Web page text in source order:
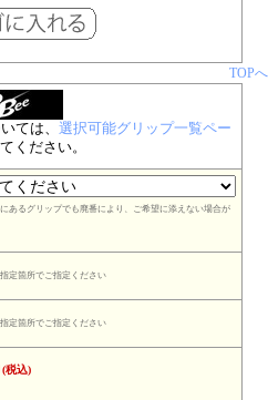
TOPへ
ては、 選択可能グリップ一覧ペー
ください。
あるグリップでも廃番により、ご希望に添えない場合が
定箇所でご指定ください
定箇所でご指定ください
(税込)